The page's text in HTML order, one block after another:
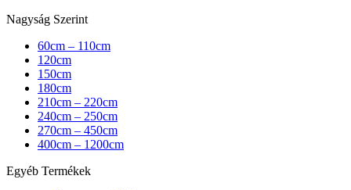
Nagyság Szerint
60cm – 110cm
120cm
150cm
180cm
210cm – 220cm
240cm – 250cm
270cm – 450cm
400cm – 1200cm
Egyéb Termékek